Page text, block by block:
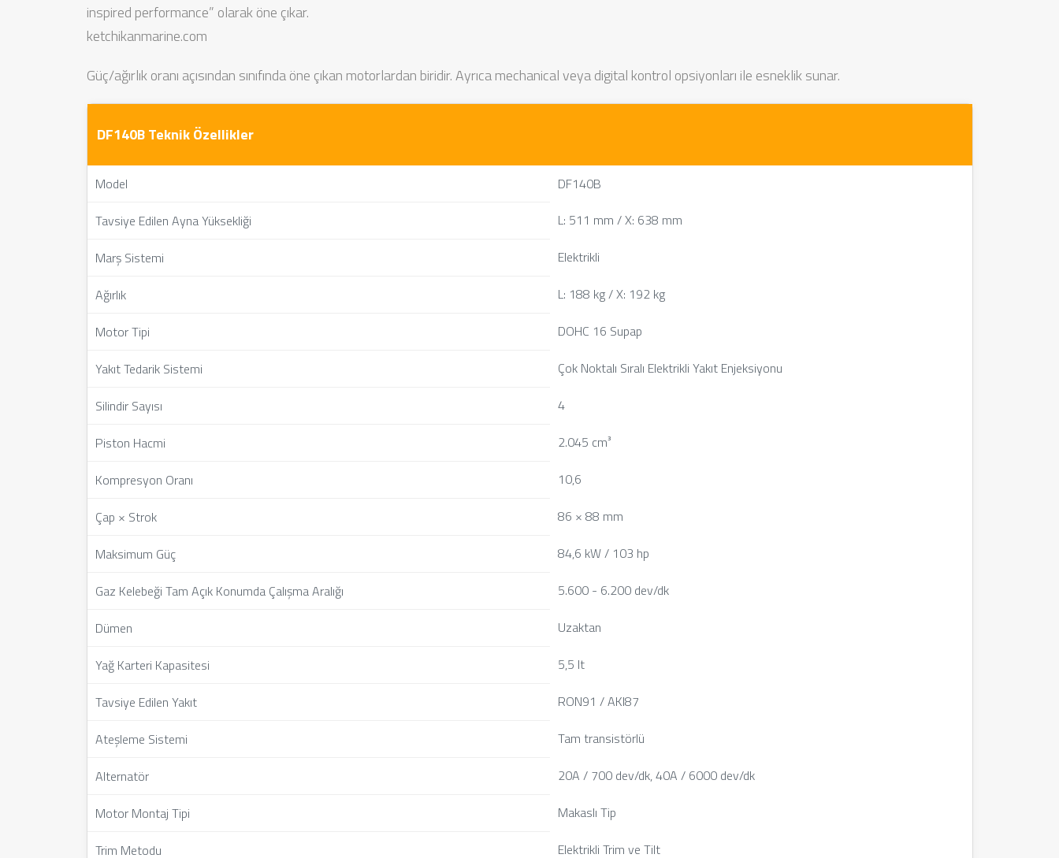
inspired performance” olarak öne çıkar.
ketchikanmarine.com
Güç/ağırlık oranı açısından sınıfında öne çıkan motorlardan biridir. Ayrıca mechanical veya digital kontrol opsiyonları ile esneklik sunar.
DF140B Teknik Özellikler
Model
DF140B
Tavsiye Edilen Ayna Yüksekliği
L: 511 mm / X: 638 mm
Marş Sistemi
Elektrikli
Ağırlık
L: 188 kg / X: 192 kg
Motor Tipi
DOHC 16 Supap
Yakıt Tedarik Sistemi
Çok Noktalı Sıralı Elektrikli Yakıt Enjeksiyonu
Silindir Sayısı
4
Piston Hacmi
2.045 cm³
Kompresyon Oranı
10,6
Çap × Strok
86 × 88 mm
Maksimum Güç
84,6 kW / 103 hp
Gaz Kelebeği Tam Açık Konumda Çalışma Aralığı
5.600 - 6.200 dev/dk
Dümen
Uzaktan
Yağ Karteri Kapasitesi
5,5 lt
Tavsiye Edilen Yakıt
RON91 / AKI87
Ateşleme Sistemi
Tam transistörlü
Alternatör
20A / 700 dev/dk, 40A / 6000 dev/dk
Motor Montaj Tipi
Makaslı Tip
Trim Metodu
Elektrikli Trim ve Tilt